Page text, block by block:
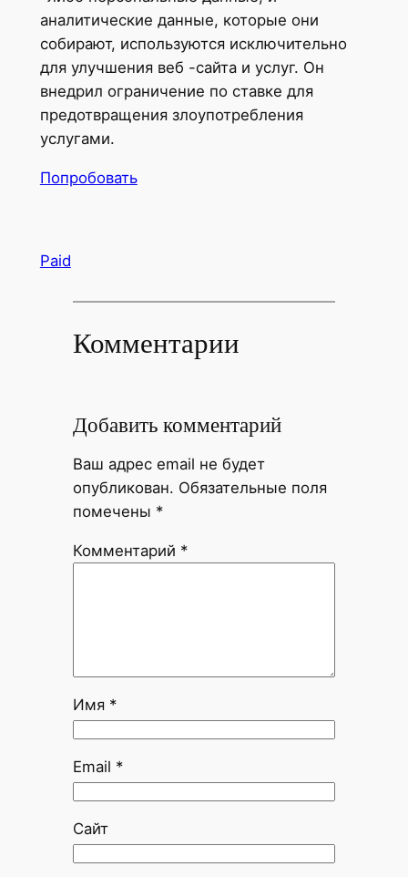
аналитические данные, которые они
собирают, используются исключительно
для улучшения веб -сайта и услуг. Он
внедрил ограничение по ставке для
предотвращения злоупотребления
услугами.
Попробовать
Paid
Комментарии
Добавить комментарий
Ваш адрес email не будет
опубликован. Обязательные поля
помечены *
Комментарий *
Имя *
Email *
Сайт